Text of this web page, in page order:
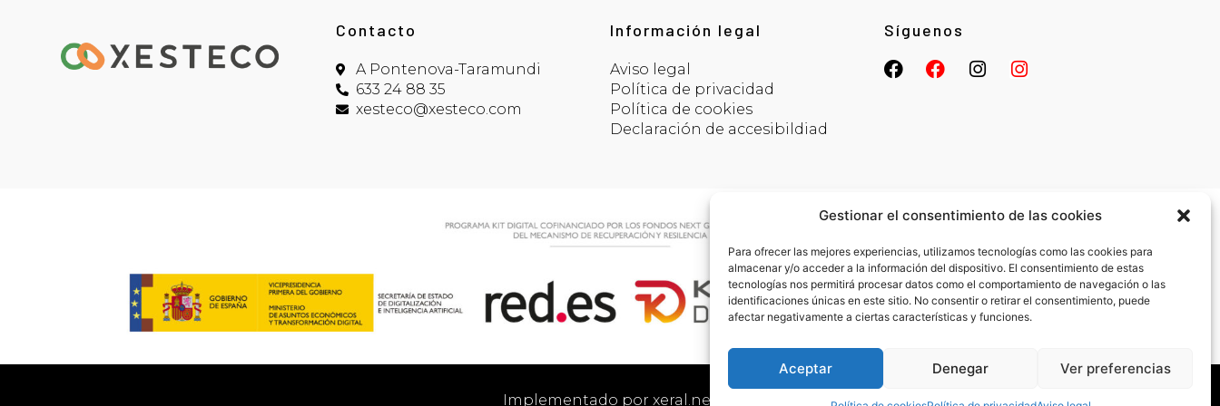
Gestionar el consentimiento de las cookies
Para ofrecer las mejores experiencias, utilizamos tecnologías como las cookies para
almacenar y/o acceder a la información del dispositivo. El consentimiento de estas
tecnologías nos permitirá procesar datos como el comportamiento de navegación o las
identificaciones únicas en este sitio. No consentir o retirar el consentimiento, puede
afectar negativamente a ciertas características y funciones.
Aceptar Denegar Ver preferencias
Contacto
A Pontenova-Taramundi
633 24 88 35
xesteco@xesteco.com
Información legal
Aviso legal
Política de privacidad
Política de cookies
Declaración de accesibildiad
Síguenos
Implementado por xeral.net